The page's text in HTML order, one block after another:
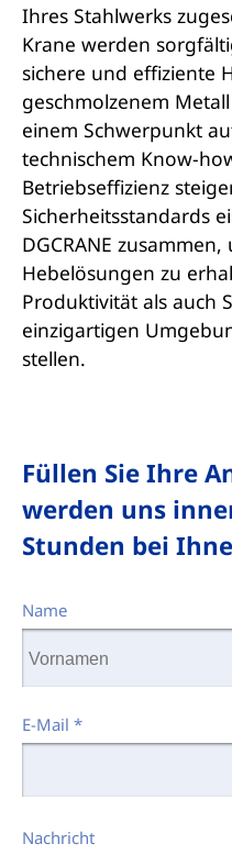
Ihres Stahlwerks
Krane werden
sichere und effiziente
geschmolzenem
einem Schwerpunkt
technischem Know-
Betriebseffizienz
Sicherheitsstandards
DGCRANE
Hebelösungen zu
Produktivität als auch
einzigartigen
stellen.
Füllen Sie Ihre
werden uns
Stunden bei
Name
E-Mail *
Nachricht